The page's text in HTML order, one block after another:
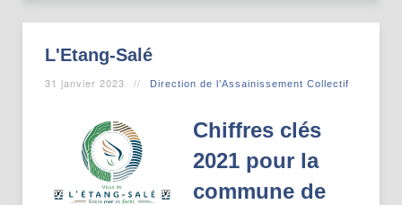
L'Etang-Salé
31 janvier 2023 Direction de l’Assainissement Collectif
Chiffres clés
2021 pour la
commune de